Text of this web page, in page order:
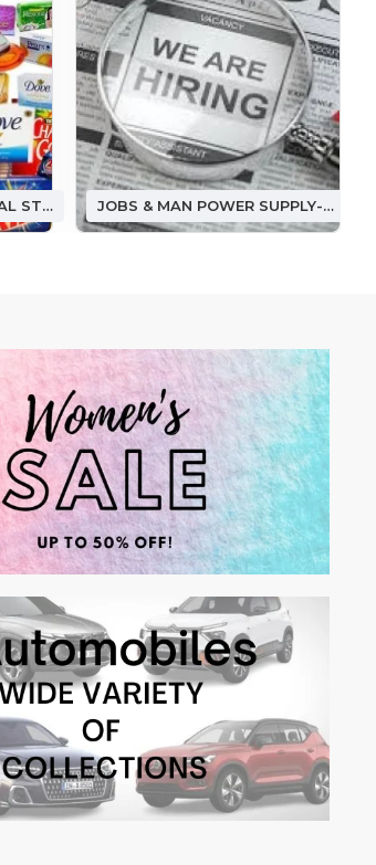
FOOD DELIVERY &GENERAL STORE ఫుడ్ డెలివరీ &(జనరల్ స్టోర్) JOBS & MAN POWER SUPPLY-జాబ్ అండ్ మ్యాన్ పవర్ సప్లై